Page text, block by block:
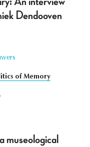
Dendooven
of Memory
museological